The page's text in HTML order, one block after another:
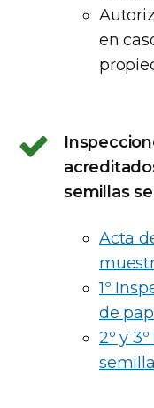
en
semillas
Acta
1º
de
2º y